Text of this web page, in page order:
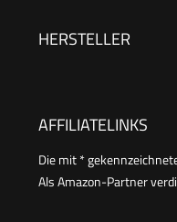
Lösen von Schrauben
HERSTELLER
AFFILIATELINKS
Die mit *
Als Amazon-Partner